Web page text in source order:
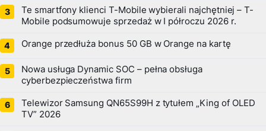
Te smartfony klienci T-Mobile wybierali najchętniej – T-
Mobile podsumowuje sprzedaż w I półroczu 2026 r.
Orange przedłuża bonus 50 GB w Orange na kartę
Nowa usługa Dynamic SOC – pełna obsługa
cyberbezpieczeństwa firm
Telewizor Samsung QN65S99H z tytułem „King of OLED
TV” 2026